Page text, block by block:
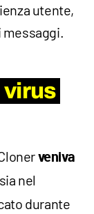
utente,
messaggi.
virus
veniva
nel
durante